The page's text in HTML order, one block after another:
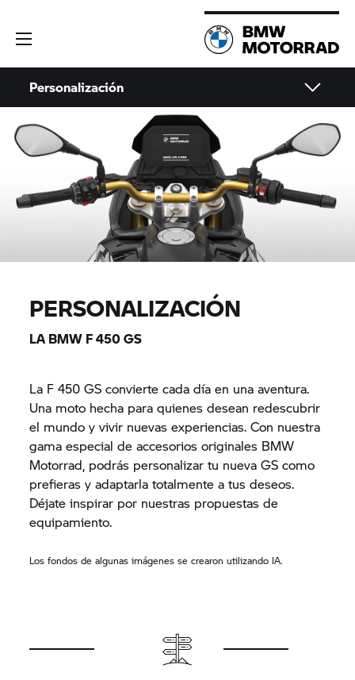
Personalización
PERSONALIZACIÓN
LA BMW F 450 GS
La F 450 GS convierte cada día en una aventura.
Una moto hecha para quienes desean redescubrir
el mundo y vivir nuevas experiencias. Con nuestra
gama especial de accesorios originales BMW
Motorrad, podrás personalizar tu nueva GS como
prefieras y adaptarla totalmente a tus deseos.
Déjate inspirar por nuestras propuestas de
equipamiento.
Los fondos de algunas imágenes se crearon utilizando IA.